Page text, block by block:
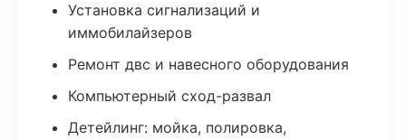
Установка сигнализаций и
иммобилайзеров
Ремонт двс и навесного оборудования
Компьютерный сход-развал
Детейлинг: мойка, полировка,